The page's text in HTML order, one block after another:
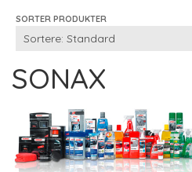
SORTER PRODUKTER
SONAX